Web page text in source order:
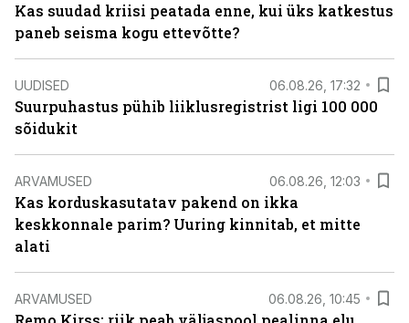
Kas suudad kriisi peatada enne, kui üks katkestus
paneb seisma kogu ettevõtte?
UUDISED 06.08.26, 17:32
Suurpuhastus pühib liiklusregistrist ligi 100 000
sõidukit
ARVAMUSED 06.08.26, 12:03
Kas korduskasutatav pakend on ikka
keskkonnale parim? Uuring kinnitab, et mitte
alati
ARVAMUSED 06.08.26, 10:45